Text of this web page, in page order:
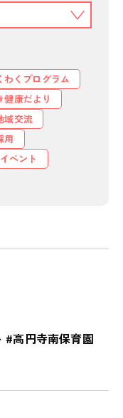
わくプログラム
健康だより
域交流
用
ベント
#高円寺南保育園